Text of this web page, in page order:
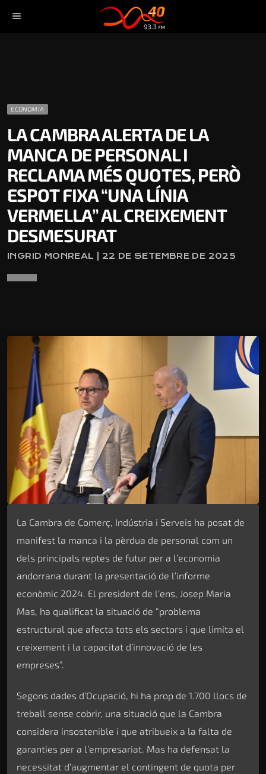
menu
ECONOMIA
LA CAMBRA ALERTA DE LA
MANCA DE PERSONAL I
RECLAMA MÉS QUOTES, PERÒ
ESPOT FIXA “UNA LÍNIA
VERMELLA” AL CREIXEMENT
DESMESURAT
INGRID MONREAL | 22 DE SETEMBRE DE 2025
La Cambra de Comerç, Indústria i Serveis ha posat de
manifest la manca i la pèrdua de personal com un
dels principals reptes de futur per a l’economia
andorrana durant la presentació de l’informe
econòmic 2024. El president de l’ens, Josep Maria
Mas, ha qualificat la situació de “problema
estructural que afecta tots els sectors i que limita el
creixement i la capacitat d’innovació de les
empreses”.
Segons dades d’Ocupació, hi ha prop de 1.700 llocs de
treball sense cobrir, una situació que la Cambra
considera insostenible i que atribueix a la falta de
garanties per a l’empresariat. Mas ha defensat la
necessitat d’augmentar el contingent de quota per